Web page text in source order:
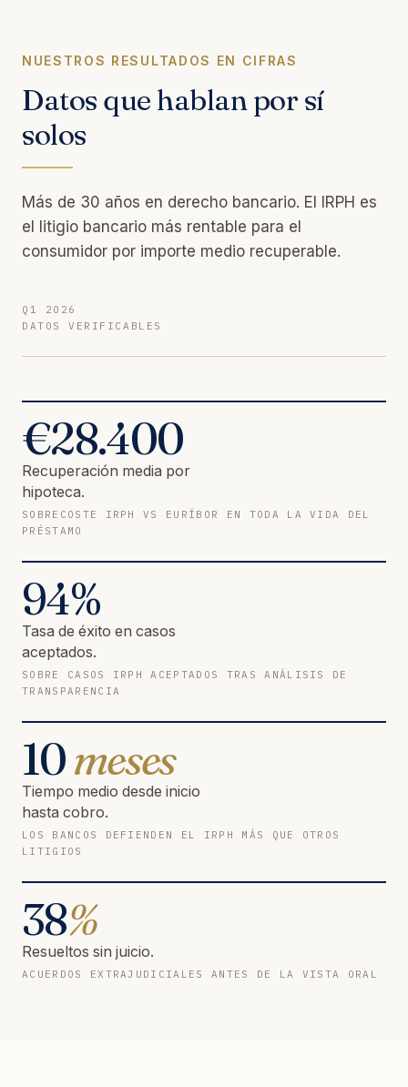
NUESTROS RESULTADOS EN CIFRAS
Datos que hablan por sí
solos
Más de 30 años en derecho bancario. El IRPH es
el litigio bancario más rentable para el
consumidor por importe medio recuperable.
Q1 2026
DATOS VERIFICABLES
€28.400
Recuperación media por
hipoteca.
SOBRECOSTE IRPH VS EURÍBOR EN TODA LA VIDA DEL
PRÉSTAMO
94%
Tasa de éxito en casos
aceptados.
SOBRE CASOS IRPH ACEPTADOS TRAS ANÁLISIS DE
TRANSPARENCIA
10meses
Tiempo medio desde inicio
hasta cobro.
LOS BANCOS DEFIENDEN EL IRPH MÁS QUE OTROS
LITIGIOS
38%
Resueltos sin juicio.
ACUERDOS EXTRAJUDICIALES ANTES DE LA VISTA ORAL